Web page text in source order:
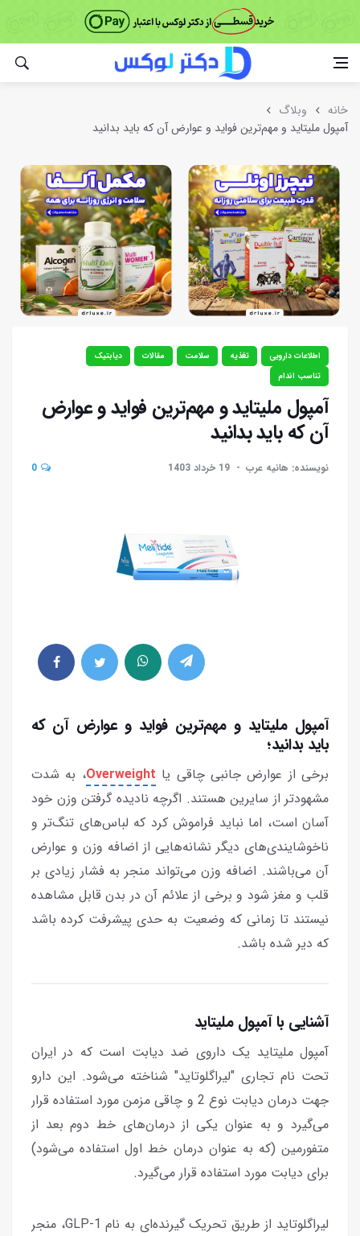
خانه
وبلاگ
آمپول ملیتاید و مهم‌ترین فواید و عوارض آن که باید بدانید
اطلاعات دارویی تغذیه سلامت مقالات
دیابتیک
تناسب اندام
آمپول ملیتاید و مهم‌ترین فواید و عوارض
آن که باید بدانید
نویسنده: هانیه عرب 19 خرداد 1403 0
آمپول ملیتاید و مهم‌ترین فواید و عوارض آن که
باید بدانید؛
برخی از عوارض جانبی چاقی یا Overweight، به شدت
مشهودتر از سایرین هستند. اگرچه نادیده گرفتن وزن خود
آسان است، اما نباید فراموش کرد که لباس‌های تنگ‌تر و
ناخوشایندی‌های دیگر نشانه‌هایی از اضافه وزن و عوارض
آن می‌باشند. اضافه وزن می‌تواند منجر به فشار زیادی بر
قلب و مغز شود و برخی از علائم آن در بدن قابل مشاهده
نیستند تا زمانی که وضعیت به حدی پیشرفت کرده باشد
که دیر شده باشد.
آشنایی با آمپول ملیتاید
آمپول ملیتاید یک داروی ضد دیابت است که در ایران
تحت نام تجاری "لیراگلوتاید" شناخته می‌شود. این دارو
جهت درمان دیابت نوع 2 و چاقی مزمن مورد استفاده قرار
می‌گیرد و به عنوان یکی از درمان‌های خط دوم بعد از
متفورمین (که به عنوان درمان خط اول استفاده می‌شود)
برای دیابت مورد استفاده قرار می‌گیرد.
لیراگلوتاید از طریق تحریک گیرنده‌ای به نام GLP-1، منجر